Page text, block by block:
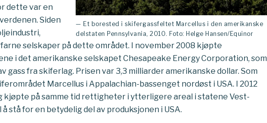
— Et borested i skifergassfeltet Marcellus i den amerikanske
delstaten Pennsylvania, 2010. Foto: Helge Hansen/Equinor
dette var en
Siden
selskaper på dette området. I november 2008 kjøpte
i det amerikanske selskapet Chesapeake Energy Corporation, som
gass fra skiferlag. Prisen var 3,3 milliarder amerikanske dollar. Som
Marcellus i Appalachian-bassenget nordøst i USA. I 2012
kjøpte på samme tid rettigheter i ytterligere areal i statene Vest-
stå for en betydelig del av produksjonen i USA.